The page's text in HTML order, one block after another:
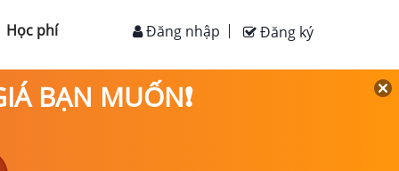
Học phí Đăng ký
Đăng nhập
BẠN MUỐN❗